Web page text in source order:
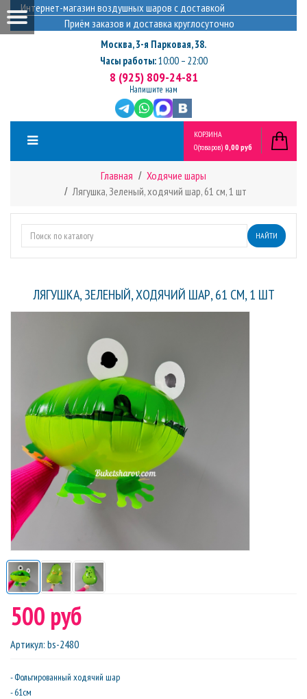
Интернет-магазин воздушных шаров с доставкой
Приём заказов и доставка круглосуточно
Москва,3-я Парковая, 38.
Часы работы:10:00 – 22:00
8 (925) 809-24-81
Напишите нам
КОРЗИНА
0(товаров) 0,00 руб
Главная
Ходячие шары
Лягушка, Зеленый, ходячий шар, 61 см, 1 шт
НАЙТИ
ЛЯГУШКА, ЗЕЛЕНЫЙ, ХОДЯЧИЙ ШАР, 61 СМ, 1 ШТ
500 руб
Артикул: bs-2480
- Фольгированный ходячий шар
- 61см